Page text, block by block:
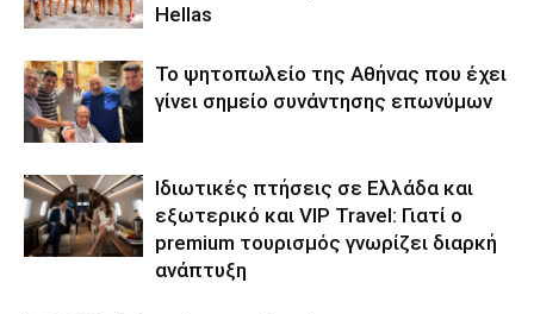
Hellas
Το ψητοπωλείο της Αθήνας που έχει
γίνει σημείο συνάντησης επωνύμων
Ιδιωτικές πτήσεις σε Ελλάδα και
εξωτερικό και VIP Travel: Γιατί ο
premium τουρισμός γνωρίζει διαρκή
ανάπτυξη